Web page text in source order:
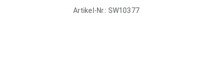
Artikel-Nr.: SW10377